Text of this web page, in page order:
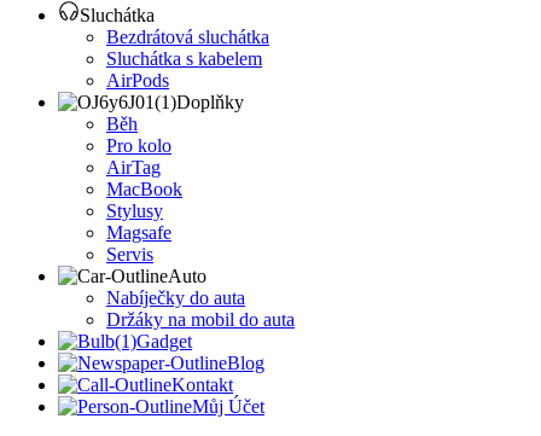
Sluchátka
Bezdrátová sluchátka
Sluchátka s kabelem
AirPods
Doplňky
Běh
Pro kolo
AirTag
MacBook
Stylusy
Magsafe
Servis
Auto
Nabíječky do auta
Držáky na mobil do auta
Gadget
Blog
Kontakt
Můj Účet